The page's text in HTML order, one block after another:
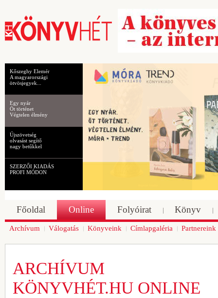
Kőszeghy Elemér
A magyarországi
ötvösjegyek...
Egy nyár
Öt történet
Végtelen élmény
Újszövetség
olvasást segítő
nagy betűkkel
SZERZŐI KIADÁS
PROFI MÓDON
Főoldal Online Folyóirat Könyv
Archívum Válogatás Könyveink Címlapgaléria Partnereink
ARCHÍVUM
KÖNYVHÉT.HU ONLINE